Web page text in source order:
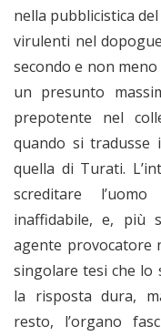
nella pubblicistica
virulenti nel
secondo e non
un presunto
prepotente nel
quando si tradusse
quella di Turati.
screditare
inaffidabile, e, più
agente provocatore
singolare tesi che lo
la risposta dura,
resto, l’organo